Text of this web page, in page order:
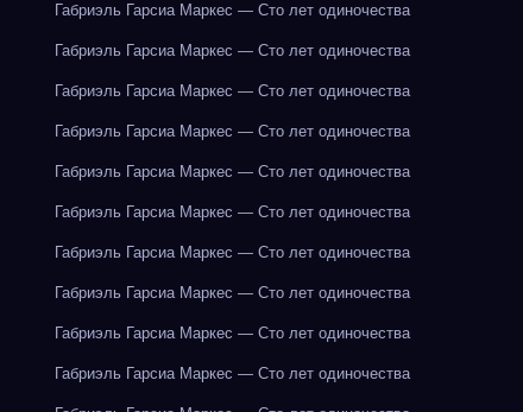
Габриэль Гарсиа Маркес — Сто лет одиночества
Габриэль Гарсиа Маркес — Сто лет одиночества
Габриэль Гарсиа Маркес — Сто лет одиночества
Габриэль Гарсиа Маркес — Сто лет одиночества
Габриэль Гарсиа Маркес — Сто лет одиночества
Габриэль Гарсиа Маркес — Сто лет одиночества
Габриэль Гарсиа Маркес — Сто лет одиночества
Габриэль Гарсиа Маркес — Сто лет одиночества
Габриэль Гарсиа Маркес — Сто лет одиночества
Габриэль Гарсиа Маркес — Сто лет одиночества